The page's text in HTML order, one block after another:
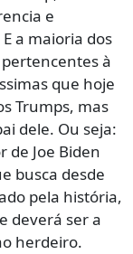
e
a maioria dos
à
que hoje
Trumps, mas
dele. Ou seja:
de Joe Biden
busca desde
pela história,
deverá ser a
herdeiro.